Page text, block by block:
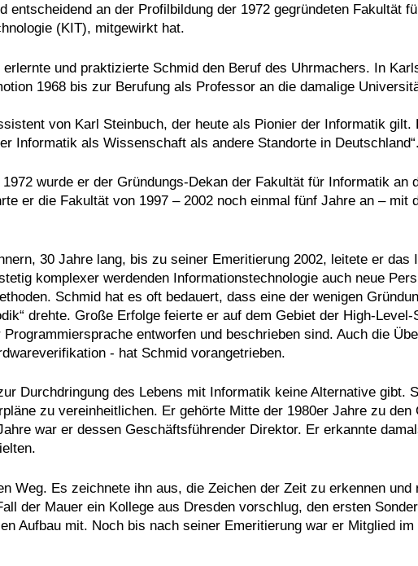
an der Profilbildung der 1972 gegründeten Fakultät
(KIT), mitgewirkt hat.
und praktizierte Schmid den Beruf des Uhrmachers. In
1968 bis zur Berufung als Professor an die damalige
von Karl Steinbuch, der heute als Pionier der Informatik gilt.
Informatik als Wissenschaft als andere Standorte in
wurde er der Gründungs-Dekan der Fakultät für Informatik an
er die Fakultät von 1997 – 2002 noch einmal fünf Jahre an – mit
30 Jahre lang, bis zu seiner Emeritierung 2002, leitete er das
komplexer werdenden Informationstechnologie auch neue
Schmid hat es oft bedauert, dass eine der wenigen
drehte. Große Erfolge feierte er auf dem Gebiet der High-
entworfen und beschrieben sind. Auch die
- hat Schmid vorangetrieben.
Durchdringung des Lebens mit Informatik keine Alternative gibt.
zu vereinheitlichen. Er gehörte Mitte der 1980er Jahre zu
war er dessen Geschäftsführender Direktor. Er erkannte
Weg. Es zeichnete ihn aus, die Zeichen der Zeit zu erkennen und
der Mauer ein Kollege aus Dresden vorschlug, den ersten
Aufbau mit. Noch bis nach seiner Emeritierung war er Mitglied